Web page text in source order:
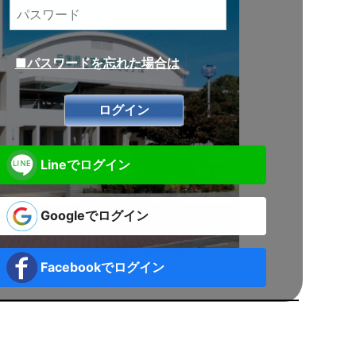
■パスワードを忘れた場合は
Lineでログイン
Googleでログイン
Facebookでログイン